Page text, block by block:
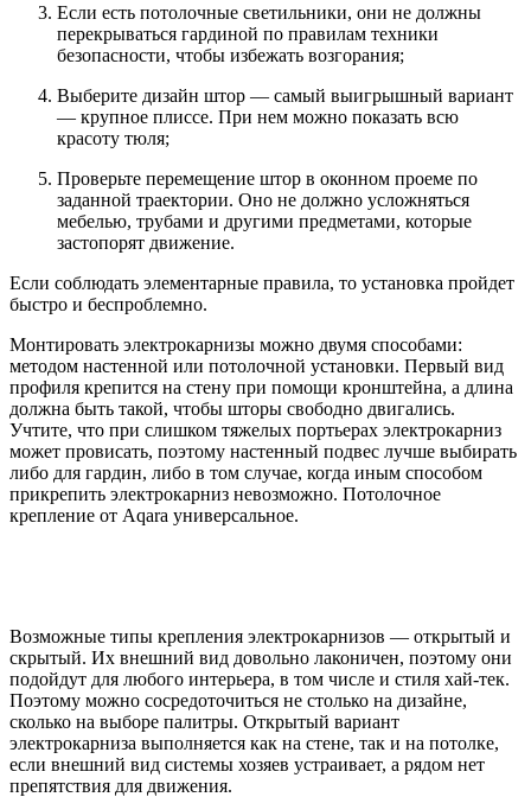
Если есть потолочные светильники, они не должны
перекрываться гардиной по правилам техники
безопасности, чтобы избежать возгорания;
Выберите дизайн штор — самый выигрышный вариант
— крупное плиссе. При нем можно показать всю
красоту тюля;
Проверьте перемещение штор в оконном проеме по
заданной траектории. Оно не должно усложняться
мебелью, трубами и другими предметами, которые
застопорят движение.
Если соблюдать элементарные правила, то установка пройдет
быстро и беспроблемно.
Монтировать электрокарнизы можно двумя способами:
методом настенной или потолочной установки. Первый вид
профиля крепится на стену при помощи кронштейна, а длина
должна быть такой, чтобы шторы свободно двигались.
Учтите, что при слишком тяжелых портьерах электрокарниз
может провисать, поэтому настенный подвес лучше выбирать
либо для гардин, либо в том случае, когда иным способом
прикрепить электрокарниз невозможно. Потолочное
крепление от Аqara универсальное.
Возможные типы крепления электрокарнизов — открытый и
скрытый. Их внешний вид довольно лаконичен, поэтому они
подойдут для любого интерьера, в том числе и стиля хай-тек.
Поэтому можно сосредоточиться не столько на дизайне,
сколько на выборе палитры. Открытый вариант
электрокарниза выполняется как на стене, так и на потолке,
если внешний вид системы хозяев устраивает, а рядом нет
препятствия для движения.